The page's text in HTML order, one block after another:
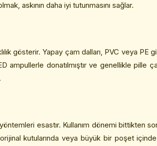
askının daha iyi tutunmasını sağlar.
gösterir. Yapay çam dalları, PVC veya
ampullerle donatılmıştır ve genellikle pille
esastır. Kullanım dönemi
kutularında veya büyük bir poşet